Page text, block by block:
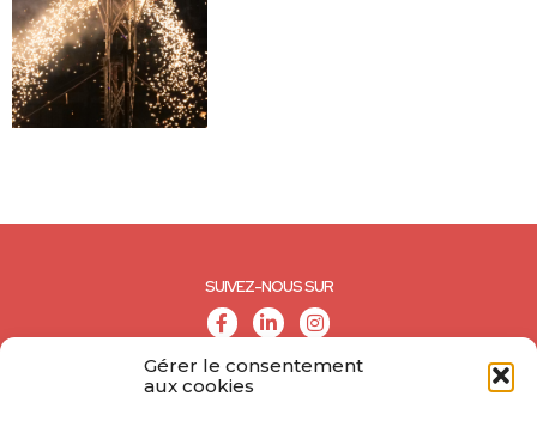
Gérer le consentement
aux cookies
SUIVEZ-NOUS SUR